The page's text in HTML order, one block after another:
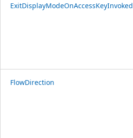
ExitDisplayModeOnAccessKeyInvoked
FlowDirection